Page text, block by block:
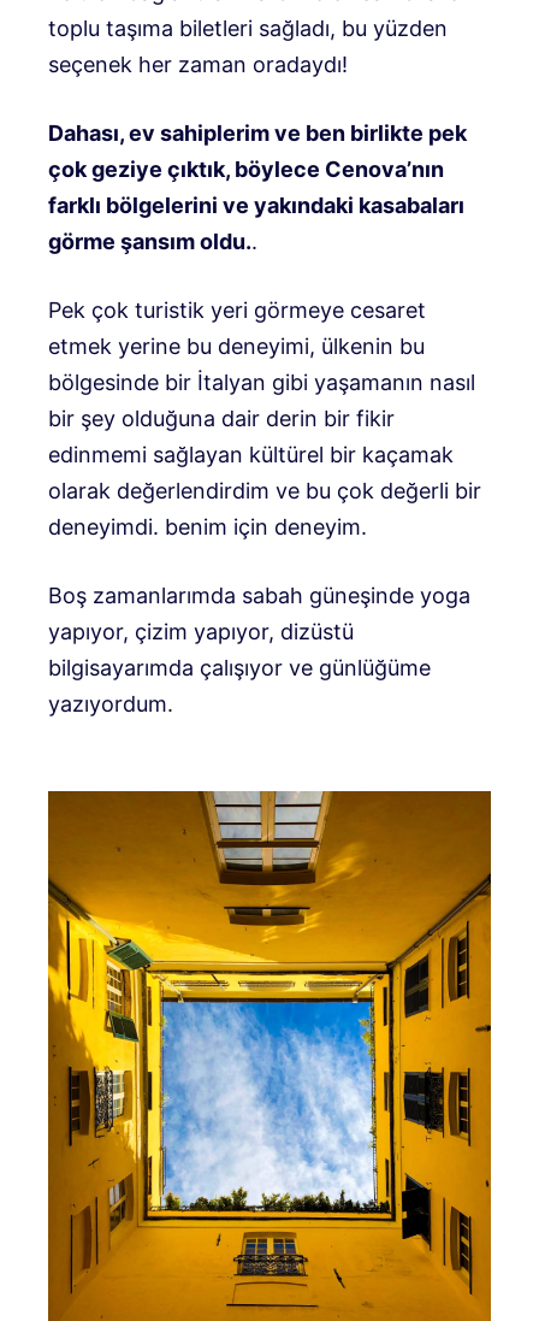
toplu taşıma biletleri sağladı, bu yüzden
seçenek her zaman oradaydı!
Dahası, ev sahiplerim ve ben birlikte pek
çok geziye çıktık, böylece Cenova’nın
farklı bölgelerini ve yakındaki kasabaları
görme şansım oldu..
Pek çok turistik yeri görmeye cesaret
etmek yerine bu deneyimi, ülkenin bu
bölgesinde bir İtalyan gibi yaşamanın nasıl
bir şey olduğuna dair derin bir fikir
edinmemi sağlayan kültürel bir kaçamak
olarak değerlendirdim ve bu çok değerli bir
deneyimdi. benim için deneyim.
Boş zamanlarımda sabah güneşinde yoga
yapıyor, çizim yapıyor, dizüstü
bilgisayarımda çalışıyor ve günlüğüme
yazıyordum.